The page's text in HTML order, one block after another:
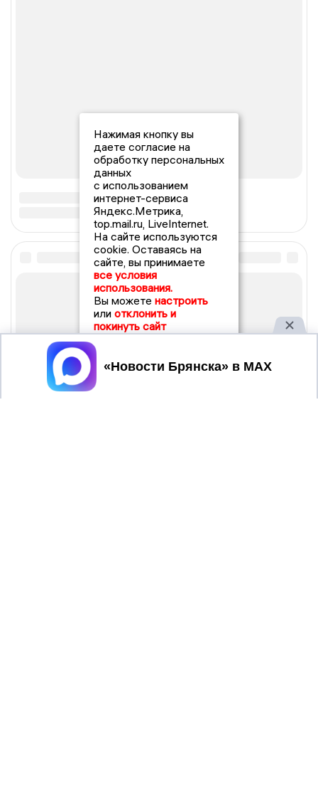
Нажимая кнопку вы
даете согласие на
обработку персональных
данных
с использованием
интернет-сервиса
Яндекс.Метрика,
top.mail.ru, LiveInternet.
На сайте используются
cookie. Оставаясь на
сайте, вы принимаете
все условия
использования.
Вы можете настроить
или отклонить и
покинуть сайт
Принять